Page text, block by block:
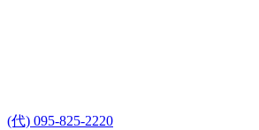
(代) 095-825-2220